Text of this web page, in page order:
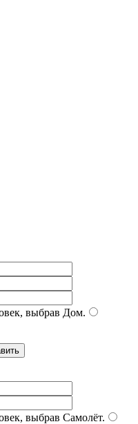
выбрав Дом.
выбрав Самолёт.